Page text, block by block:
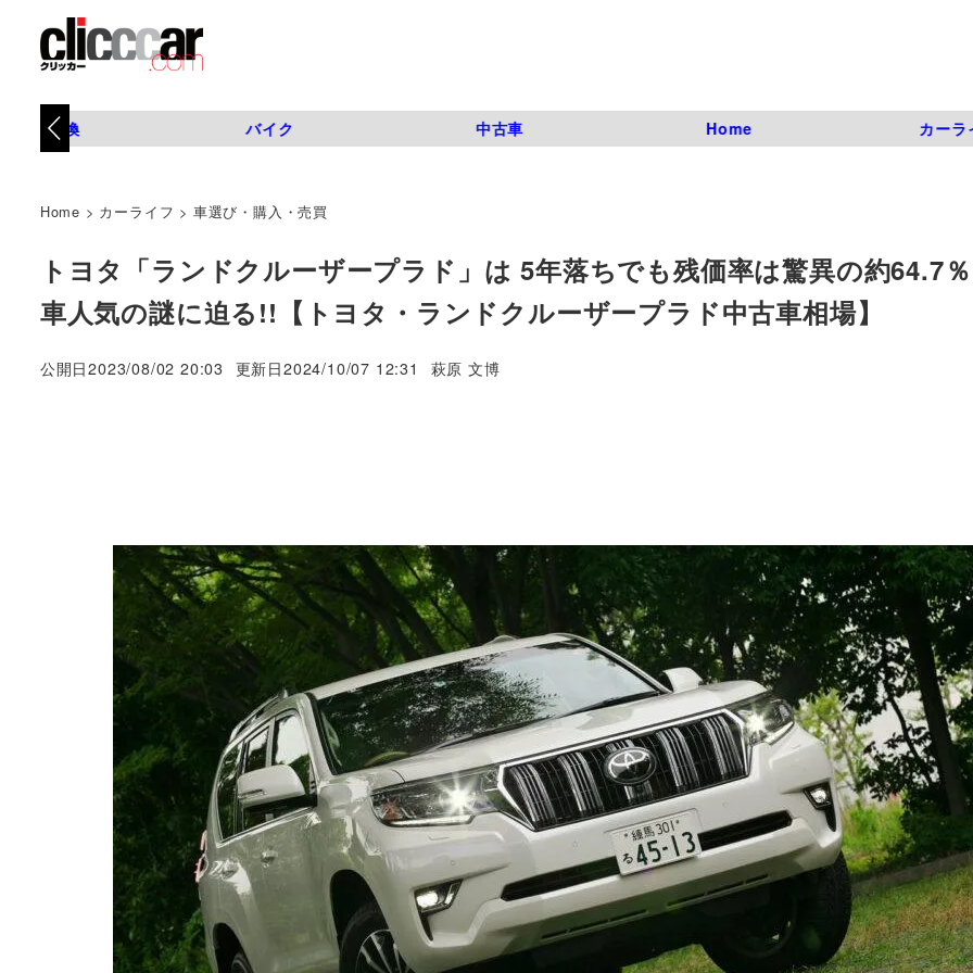
タイヤ交換 バイク 中古車 Home カーラ
Home > カーライフ > 車選び・購入・売買
トヨタ「ランドクルーザープラド」は 5年落ちでも残価率は驚異の約64.7
車人気の謎に迫る!!【トヨタ・ランドクルーザープラド中古車相場】
公開日2023/08/02 20:03 更新日2024/10/07 12:31
著
萩原 文博